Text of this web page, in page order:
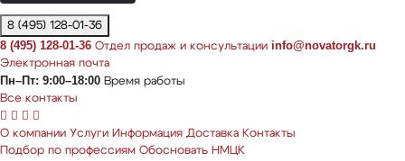
8 (495) 128-01-36
8 (495) 128-01-36 Отдел продаж и консультации info@novatorgk.ru
Электронная почта
Пн–Пт: 9:00–18:00 Время работы
Все контакты
О компании Услуги Информация Доставка Контакты
Подбор по профессиям Обосновать НМЦК